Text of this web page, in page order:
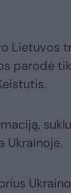
Lietuvos
parodė
Ukrainoje.